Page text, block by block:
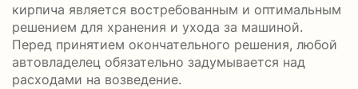
кирпича является востребованным и оптимальным
решением для хранения и ухода за машиной.
Перед принятием окончательного решения, любой
автовладелец обязательно задумывается над
расходами на возведение.